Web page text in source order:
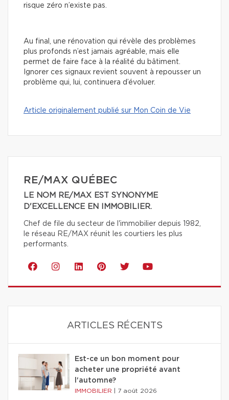
risque zéro n’existe pas.
Au final, une rénovation qui révèle des problèmes
plus profonds n’est jamais agréable, mais elle
permet de faire face à la réalité du bâtiment.
Ignorer ces signaux revient souvent à repousser un
problème qui, lui, continuera d’évoluer.
Article originalement publié sur Mon Coin de Vie
RE/MAX QUÉBEC
LE NOM RE/MAX EST SYNONYME
D'EXCELLENCE EN IMMOBILIER.
Chef de file du secteur de l'immobilier depuis 1982,
le réseau RE/MAX réunit les courtiers les plus
performants.
ARTICLES RÉCENTS
Est-ce un bon moment pour
acheter une propriété avant
l'automne?
IMMOBILIER 7 août 2026